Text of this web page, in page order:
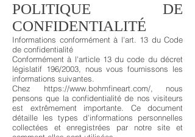
POLITIQUE DE
CONFIDENTIALITÉ
Informations conformément à l'art. 13 du Code
de confidentialité
Conformément à l'article 13 du code du décret
législatif 196/2003, nous vous fournissons les
informations suivantes.
Chez https://www.bohmfineart.com/,
nous
pensons que la confidentialité de nos visiteurs
est extrêmement importante. Ce document
détaille les types d'informations personnelles
collectées et enregistrées par notre site et